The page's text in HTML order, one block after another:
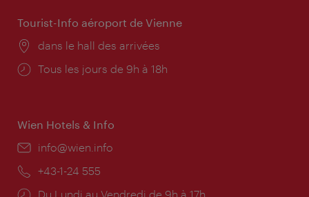
Tourist-Info aéroport de Vienne
Lieu:
dans le hall des arrivées
Horaires
Tous les jours de 9h à 18h
Wien Hotels & Info
E-
info@wien.info
Téléphone:
+43-1-24 555
Horaires
Du Lundi au Vendredi de 9h à 17h